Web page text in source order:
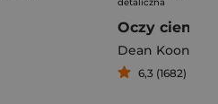
Oczy
Dean Koontz
6,3 (1682)